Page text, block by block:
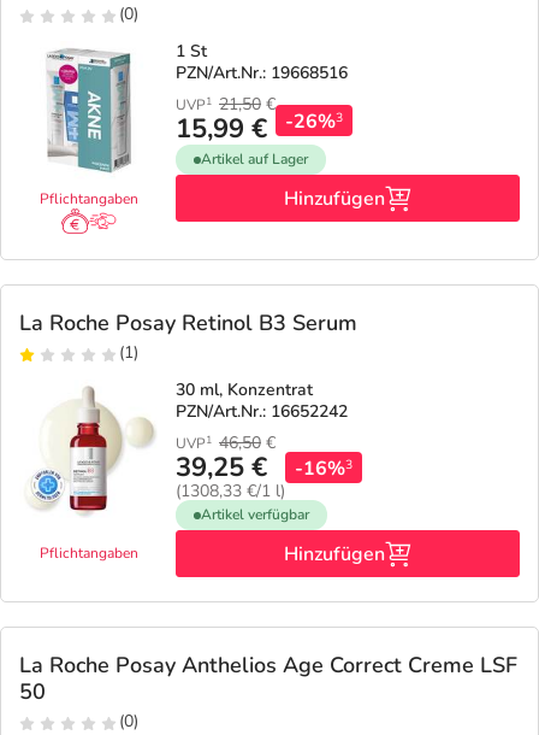
(0)
Pflichtangaben
1 St
PZN/Art.Nr.: 19668516
UVP1 21,50 €
15,99 € -26%3
Artikel auf Lager
Hinzufügen
La Roche Posay Retinol B3 Serum
(1)
Pflichtangaben
30 ml, Konzentrat
PZN/Art.Nr.: 16652242
UVP1 46,50 €
39,25 €
(1308,33 €/1 l)
-16%3
Artikel verfügbar
Hinzufügen
La Roche Posay Anthelios Age Correct Creme LSF
50
(0)